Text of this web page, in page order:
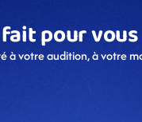
pour vous
à votre audition, à votre